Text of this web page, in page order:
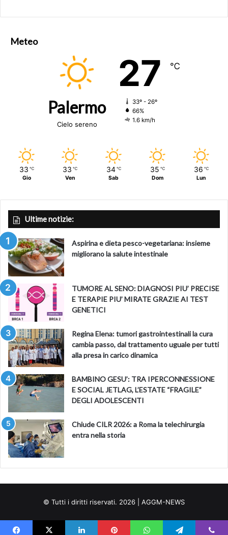
Meteo
Palermo
Cielo sereno
27 ℃
33º - 26º
66%
1.6 km/h
33 ℃
Gio
33 ℃
Ven
34 ℃
Sab
35 ℃
Dom
36 ℃
Lun
Ultime notizie:
Aspirina e dieta pesco-vegetariana: insieme
migliorano la salute intestinale
TUMORE AL SENO: DIAGNOSI PIU’ PRECISE
E TERAPIE PIU’ MIRATE GRAZIE AI TEST
GENETICI
Regina Elena: tumori gastrointestinali la cura
cambia passo, dal trattamento uguale per tutti
alla presa in carico dinamica
BAMBINO GESU’: TRA IPERCONNESSIONE
E SOCIAL JETLAG, L’ESTATE “FRAGILE”
DEGLI ADOLESCENTI
Chiude CILR 2026: a Roma la telechirurgia
entra nella storia
© Tutti i diritti riservati. 2026 | AGGM-NEWS